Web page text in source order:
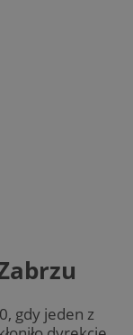
gdy jeden z